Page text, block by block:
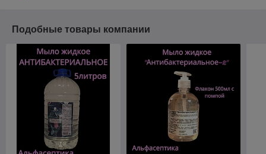
Подобные товары компании